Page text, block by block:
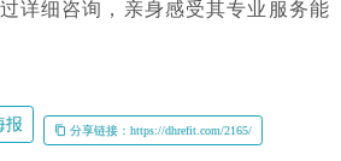
详细咨询，亲身感受其专业服务能
报 分享链接：https://dhrefit.com/2165/